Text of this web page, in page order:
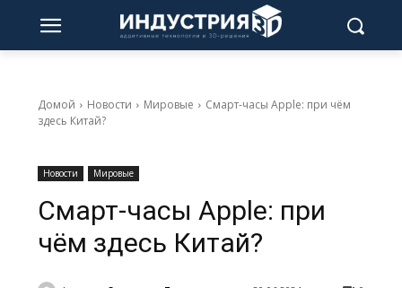
Домой Новости Мировые
Смарт-часы Apple: при чём
здесь Китай?
Новости Мировые
Смарт-часы Apple: при
чём здесь Китай?